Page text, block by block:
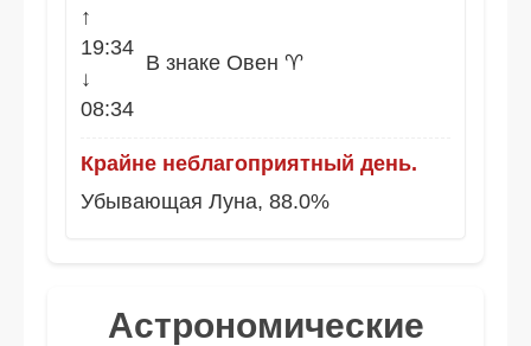
↑
19:34
↓
08:34
В знаке Овен ♈
Крайне неблагоприятный день.
Убывающая Луна, 88.0%
Астрономические